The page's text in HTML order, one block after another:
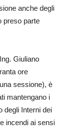
anche degli
preso parte
Giuliano
ore
sessione), è
mantengano i
degli Interni dei
incendi ai sensi